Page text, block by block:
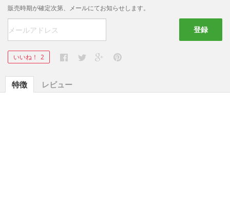
販売時期が確定次第、メールにてお知らせします。
登録
いいね！ 2
特徴 レビュー